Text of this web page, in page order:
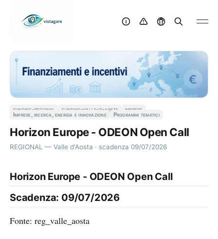
funding-regional funding-valle-d-aosta imprese
Imprese, ricerca, energia e innovazione Programmi tematici
Horizon Europe - ODEON Open Call
REGIONAL — Valle d'Aosta · scadenza 09/07/2026
Horizon Europe - ODEON Open Call
Scadenza: 09/07/2026
Fonte: reg_valle_aosta